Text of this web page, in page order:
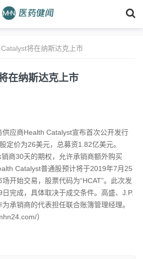
将在纳斯达克上市
在纳斯达克上市
供应商Health Catalyst宣布首次公开发行
定价为26美元，总募资1.82亿美元。
商30天的期权，允许承销商额外购买
Catalyst普通股预计将于2019年7月25
开始交易，股票代码为“HCAT”。此次发
完成，具体取决于成交条件。高盛、J.P.
承销商的代表担任联合账簿管理经理。
）